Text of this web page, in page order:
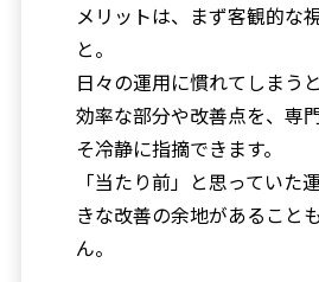
メリットは、まず客観的な
と。
日々の運用に慣れてしまう
効率な部分や改善点を、専
そ冷静に指摘できます。
「当たり前」と思っていた
きな改善の余地があること
ん。